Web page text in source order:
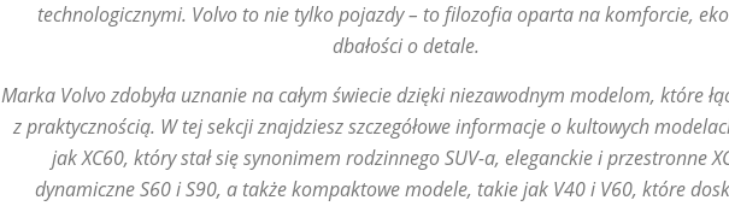
technologicznymi. Volvo to nie tylko pojazdy – to filozofia oparta na komforcie,
dbałości o detale.
Marka Volvo zdobyła uznanie na całym świecie dzięki niezawodnym modelom, które
z praktycznością. W tej sekcji znajdziesz szczegółowe informacje o kultowych
jak XC60, który stał się synonimem rodzinnego SUV-a, eleganckie i przestronne
dynamiczne S60 i S90, a także kompaktowe modele, takie jak V40 i V60, które